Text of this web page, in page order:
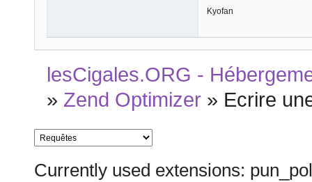
Kyofan
lesCigales.ORG -
» Zend Optimizer » Ecrire
Currently used extensions: